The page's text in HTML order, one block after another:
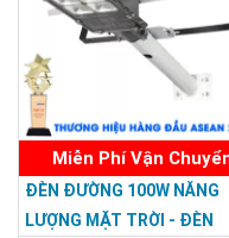
Remote điều khiển từ
đèn từ xa, ngoài ra quý
đèn ngay trên remote này.
Miễn Phí Vận
ĐÈN ĐƯỜNG 100W NĂNG
LƯỢNG MẶT TRỜI - ĐÈN